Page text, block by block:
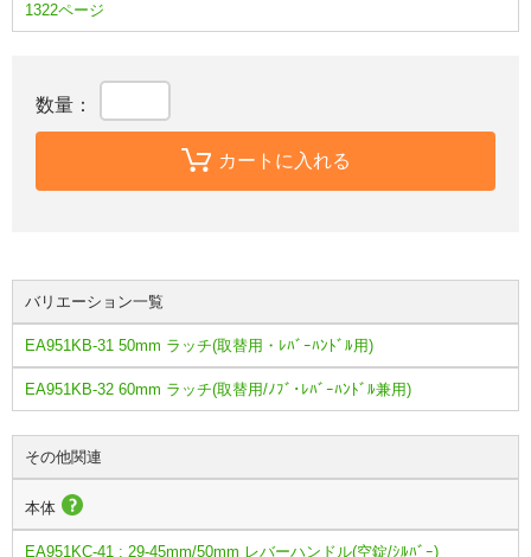
1322ページ
数量：
カートに入れる
バリエーション一覧
EA951KB-31 50mm ラッチ(取替用・ﾚﾊﾞｰﾊﾝﾄﾞﾙ用)
EA951KB-32 60mm ラッチ(取替用/ﾉﾌﾞ･ﾚﾊﾞｰﾊﾝﾄﾞﾙ兼用)
その他関連
本体
EA951KC-41 : 29-45mm/50mm レバーハンドル(空錠/ｼﾙﾊﾞｰ)